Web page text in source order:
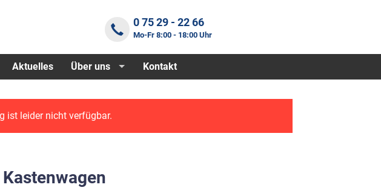
0 75 29 - 22 66
Mo-Fr 8:00 - 18:00 Uhr
Aktuelles Über uns Kontakt
ist leider nicht verfügbar.